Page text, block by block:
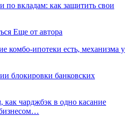
по вкладам: как защитить свои
Еще от автора
комбо-ипотеки есть, механизма у
блокировки банковских
чарджбэк в одно касание